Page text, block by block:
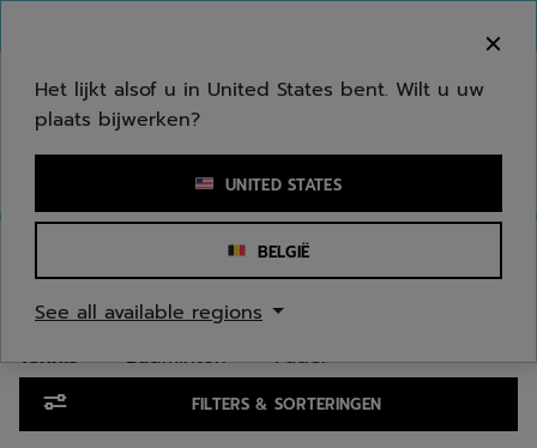
Een zoekwoord of een artikelnummer invoeren
Tassen / Tennis
TENNIS MANNEN TASSEN
Tennis Badminton Padel
FILTERS & SORTERINGEN
Het lijkt alsof u in United States bent. Wilt u uw
plaats bijwerken?
UNITED STATES
BELGIË
See all available regions